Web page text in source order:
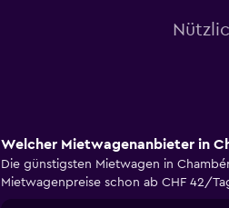
Welcher Mietwagenanbieter in
Die günstigsten Mietwagen in
Mietwagenpreise schon ab CHF 42/